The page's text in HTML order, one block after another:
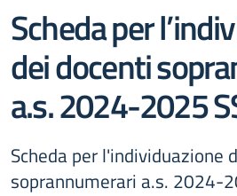
Scheda per
dei docenti
a.s. 2024-2025
Scheda per l'individuazione
soprannumerari a.s. 2024-